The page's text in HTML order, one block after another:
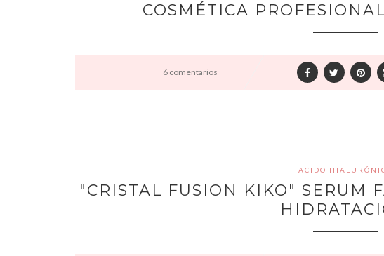
COSMÉTICA
6 comentarios
ACIDO
"CRISTAL FUSION KIKO" SERUM